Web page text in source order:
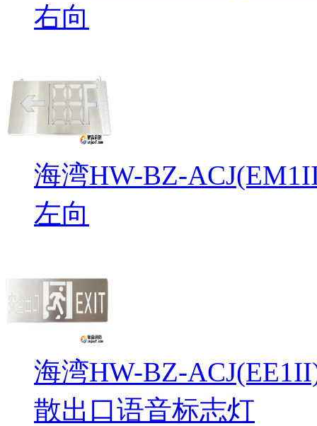
右向
海湾HW-BZ-
左向
海湾HW-BZ-
散出口语音标志灯